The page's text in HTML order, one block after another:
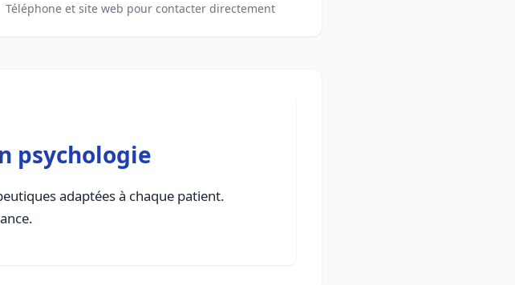
Téléphone et site web pour contacter directement
psychologie
adaptées à chaque patient.